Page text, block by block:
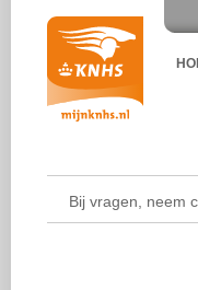
Bij vragen, neem